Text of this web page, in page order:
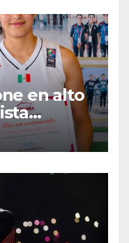
en alto
la
Sub-20